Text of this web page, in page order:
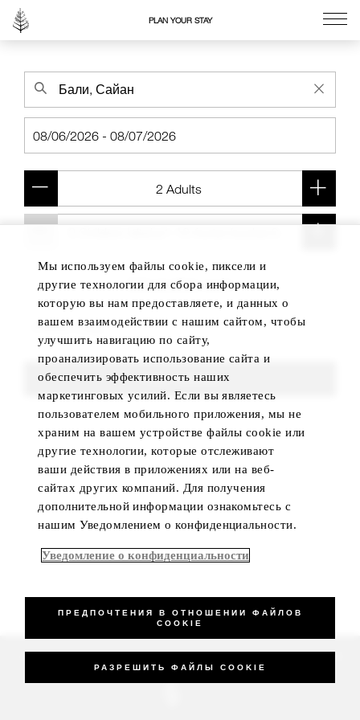
PLAN YOUR STAY
Add another room
FIND ROOMS
_Four Seasons Hotels Limited 1997-2026. All Rights Reserved.
Мы используем файлы cookie, пиксели и
другие технологии для сбора информации,
которую вы нам предоставляете, и данных о
вашем взаимодействии с нашим сайтом, чтобы
улучшить навигацию по сайту,
проанализировать использование сайта и
обеспечить эффективность наших
маркетинговых усилий. Если вы являетесь
пользователем мобильного приложения, мы не
храним на вашем устройстве файлы cookie или
другие технологии, которые отслеживают
ваши действия в приложениях или на веб-
сайтах других компаний. Для получения
дополнительной информации ознакомьтесь с
нашим Уведомлением о конфиденциальности.
Уведомление о конфиденциальности
ПРЕДПОЧТЕНИЯ В ОТНОШЕНИИ ФАЙЛОВ
COOKIE
РАЗРЕШИТЬ ФАЙЛЫ COOKIE